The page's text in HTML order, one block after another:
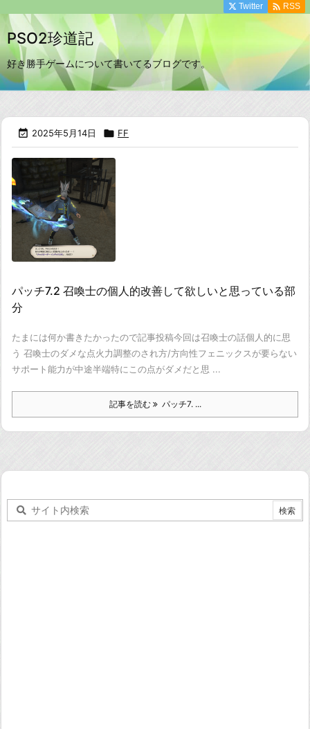
PSO2珍道記
好き勝手ゲームについて書いてるブログです。
Twitter  RSS
 2025年5月14日  FF
パッチ7.2 召喚士の個人的改善して欲しいと思っている部
分
たまには何か書きたかったので記事投稿今回は召喚士の話個人的に思
う 召喚士のダメな点火力調整のされ方/方向性フェニックスが要らない
サポート能力が中途半端特にこの点がダメだと思 ...
記事を読む パッチ7. ...